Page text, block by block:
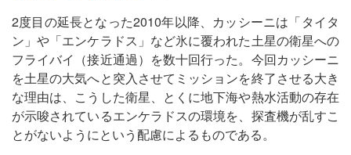
2度目の延長となった2010年以降、カッシーニは「タイタ
ン」や「エンケラドス」など氷に覆われた土星の衛星への
フライバイ（接近通過）を数十回行った。今回カッシーニ
を土星の大気へと突入させてミッションを終了させる大き
な理由は、こうした衛星、とくに地下海や熱水活動の存在
が示唆されているエンケラドスの環境を、探査機が乱すこ
とがないようにという配慮によるものである。